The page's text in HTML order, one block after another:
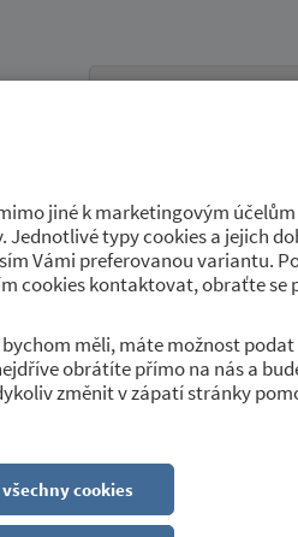
jiné k marketingovým účelům
typy cookies a jejich
Vámi preferovanou variantu.
cookies kontaktovat, obraťte se
měli, máte možnost
obrátíte přímo na nás a
změnit v zápatí stránky
cookies
Sport a kultura O
Petrovice,